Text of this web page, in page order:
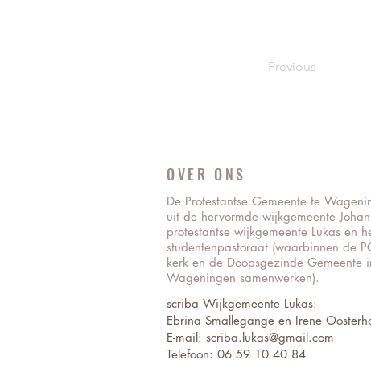
Previous
OVER ONS
De Protestantse Gemeente te
uit de hervormde wijkgemeente
protestantse wijkgemeente Lukas en
studentenpastoraat (waarbinnen de
kerk en de Doopsgezinde Gemeente
Wageningen samenwerken).
scriba Wijkgemeente Lukas:
Ebrina Smallegange en Irene
E-mail: scriba.lukas@gmail.com
Telefoon: 06 59 10 40 84